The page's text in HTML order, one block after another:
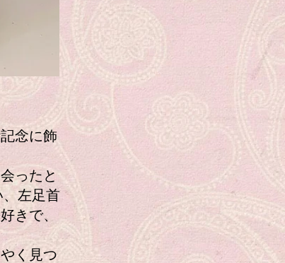
念に飾
ったと
、左足首
きで、
く見つ